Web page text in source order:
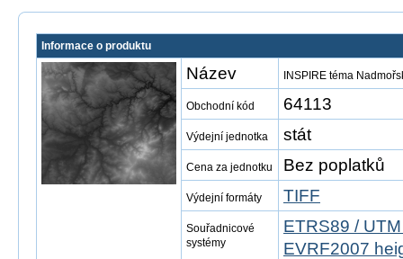
Informace o produktu
Název INSPIRE téma
Obchodní kód 64113
Výdejní jednotka stát
Cena za jednotku Bez poplatků
Výdejní formáty TIFF
Souřadnicové
systémy
ETRS89 /
EVRF2007